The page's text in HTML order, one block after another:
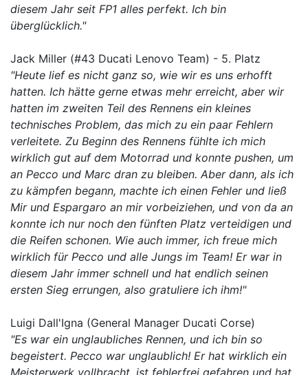
diesem Jahr seit FP1 alles perfekt. Ich bin
überglücklich."
Jack Miller (#43 Ducati Lenovo Team) - 5. Platz
"Heute lief es nicht ganz so, wie wir es uns erhofft
hatten. Ich hätte gerne etwas mehr erreicht, aber wir
hatten im zweiten Teil des Rennens ein kleines
technisches Problem, das mich zu ein paar Fehlern
verleitete. Zu Beginn des Rennens fühlte ich mich
wirklich gut auf dem Motorrad und konnte pushen, um
an Pecco und Marc dran zu bleiben. Aber dann, als ich
zu kämpfen begann, machte ich einen Fehler und ließ
Mir und Espargaro an mir vorbeiziehen, und von da an
konnte ich nur noch den fünften Platz verteidigen und
die Reifen schonen. Wie auch immer, ich freue mich
wirklich für Pecco und alle Jungs im Team! Er war in
diesem Jahr immer schnell und hat endlich seinen
ersten Sieg errungen, also gratuliere ich ihm!"
Luigi Dall'Igna (General Manager Ducati Corse)
"Es war ein unglaubliches Rennen, und ich bin so
begeistert. Pecco war unglaublich! Er hat wirklich ein
Meisterwerk vollbracht, ist fehlerfrei gefahren und hat